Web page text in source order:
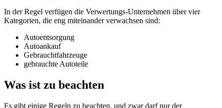
In der Regel verfügen die Verwertungs-Unternehmen über vier
Kategorien, die eng miteinander verwachsen sind:
Autoentsorgung
Autoankauf
Gebrauchtfahrzeuge
gebrauchte Autoteile
Was ist zu beachten
Es gibt einige Regeln zu beachten, und zwar darf nur der